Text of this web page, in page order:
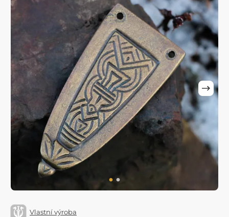
Vlastní výroba